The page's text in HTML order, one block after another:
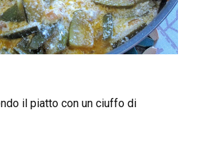
il piatto con un ciuffo di